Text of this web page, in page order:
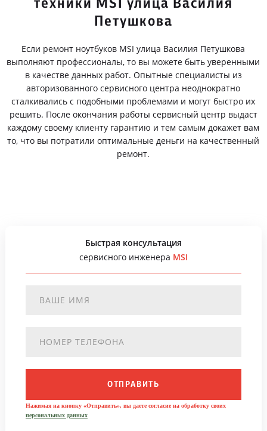
техники MSI улица Василия
Петушкова
Если ремонт ноутбуков MSI улица Василия Петушкова
выполняют профессионалы, то вы можете быть уверенными
в качестве данных работ. Опытные специалисты из
авторизованного сервисного центра неоднократно
сталкивались с подобными проблемами и могут быстро их
решить. После окончания работы сервисный центр выдаст
каждому своему клиенту гарантию и тем самым докажет вам
то, что вы потратили оптимальные деньги на качественный
ремонт.
Быстрая консультация
сервисного инженера MSI
ОТПРАВИТЬ
Нажимая на кнопку «Отправить», вы даете согласие на обработку своих
персональных данных